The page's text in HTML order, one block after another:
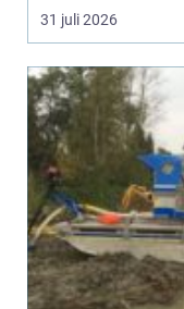
en
som Göteborg, där
bolag till
koncerner verkar
sida. En bra
mer än att
31 juli 2026